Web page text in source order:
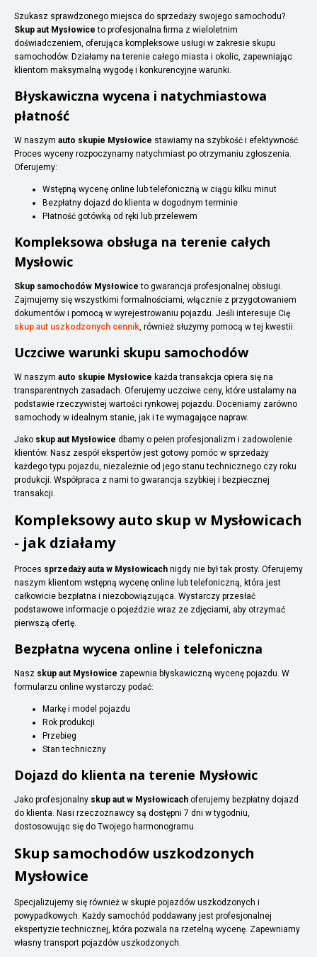
Szukasz sprawdzonego miejsca do sprzedaży swojego samochodu?
Skup aut Mysłowice to profesjonalna firma z wieloletnim
doświadczeniem, oferująca kompleksowe usługi w zakresie skupu
samochodów. Działamy na terenie całego miasta i okolic, zapewniając
klientom maksymalną wygodę i konkurencyjne warunki.
Błyskawiczna wycena i natychmiastowa
płatność
W naszym auto skupie Mysłowice stawiamy na szybkość i efektywność.
Proces wyceny rozpoczynamy natychmiast po otrzymaniu zgłoszenia.
Oferujemy:
Wstępną wycenę online lub telefoniczną w ciągu kilku minut
Bezpłatny dojazd do klienta w dogodnym terminie
Płatność gotówką od ręki lub przelewem
Kompleksowa obsługa na terenie całych
Mysłowic
Skup samochodów Mysłowice to gwarancja profesjonalnej obsługi.
Zajmujemy się wszystkimi formalnościami, włącznie z przygotowaniem
dokumentów i pomocą w wyrejestrowaniu pojazdu. Jeśli interesuje Cię
skup aut uszkodzonych cennik, również służymy pomocą w tej kwestii.
Uczciwe warunki skupu samochodów
W naszym auto skupie Mysłowice każda transakcja opiera się na
transparentnych zasadach. Oferujemy uczciwe ceny, które ustalamy na
podstawie rzeczywistej wartości rynkowej pojazdu. Doceniamy zarówno
samochody w idealnym stanie, jak i te wymagające napraw.
Jako skup aut Mysłowice dbamy o pełen profesjonalizm i zadowolenie
klientów. Nasz zespół ekspertów jest gotowy pomóc w sprzedaży
każdego typu pojazdu, niezależnie od jego stanu technicznego czy roku
produkcji. Współpraca z nami to gwarancja szybkiej i bezpiecznej
transakcji.
Kompleksowy auto skup w Mysłowicach
- jak działamy
Proces sprzedaży auta w Mysłowicach nigdy nie był tak prosty. Oferujemy
naszym klientom wstępną wycenę online lub telefoniczną, która jest
całkowicie bezpłatna i niezobowiązująca. Wystarczy przesłać
podstawowe informacje o pojeździe wraz ze zdjęciami, aby otrzymać
pierwszą ofertę.
Bezpłatna wycena online i telefoniczna
Nasz skup aut Mysłowice zapewnia błyskawiczną wycenę pojazdu. W
formularzu online wystarczy podać:
Markę i model pojazdu
Rok produkcji
Przebieg
Stan techniczny
Dojazd do klienta na terenie Mysłowic
Jako profesjonalny skup aut w Mysłowicach oferujemy bezpłatny dojazd
do klienta. Nasi rzeczoznawcy są dostępni 7 dni w tygodniu,
dostosowując się do Twojego harmonogramu.
Skup samochodów uszkodzonych
Mysłowice
Specjalizujemy się również w skupie pojazdów uszkodzonych i
powypadkowych. Każdy samochód poddawany jest profesjonalnej
ekspertyzie technicznej, która pozwala na rzetelną wycenę. Zapewniamy
własny transport pojazdów uszkodzonych.